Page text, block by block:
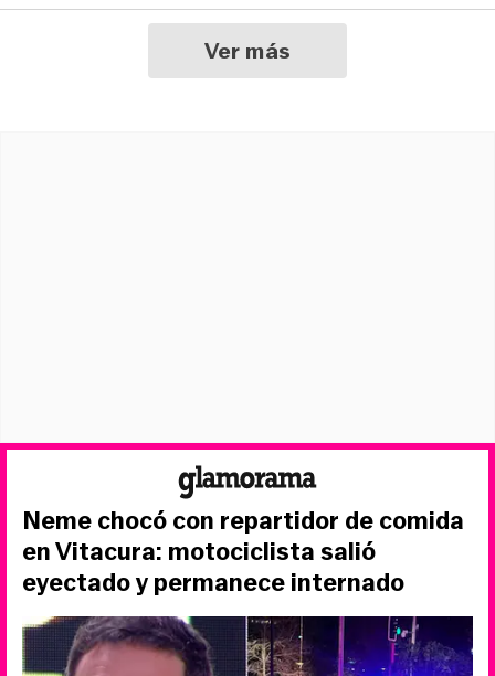
Ver más
Neme chocó con repartidor de comida
en Vitacura: motociclista salió
eyectado y permanece internado